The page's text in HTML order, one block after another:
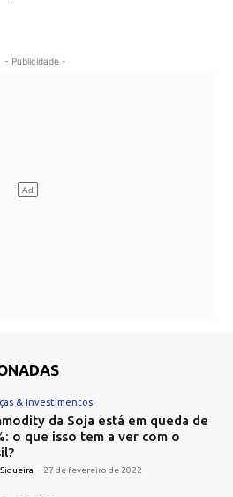
- Publicidade -
& Investimentos
da Soja está em queda de
o que isso tem a ver com o
- 27 de fevereiro de 2022